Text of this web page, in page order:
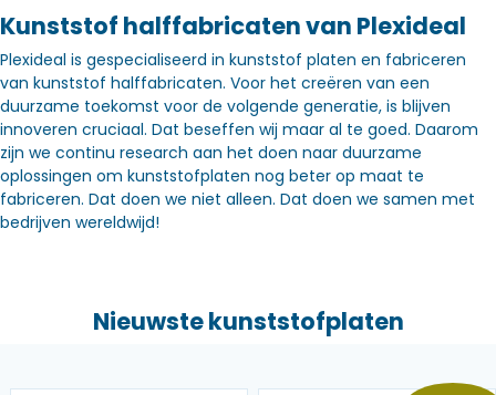
Kunststof halffabricaten van Plexideal
Plexideal is gespecialiseerd in kunststof platen en fabriceren
van kunststof halffabricaten. Voor het creëren van een
duurzame toekomst voor de volgende generatie, is blijven
innoveren cruciaal. Dat beseffen wij maar al te goed. Daarom
zijn we continu research aan het doen naar duurzame
oplossingen om kunststofplaten nog beter op maat te
fabriceren. Dat doen we niet alleen. Dat doen we samen met
bedrijven wereldwijd!
Nieuwste kunststofplaten